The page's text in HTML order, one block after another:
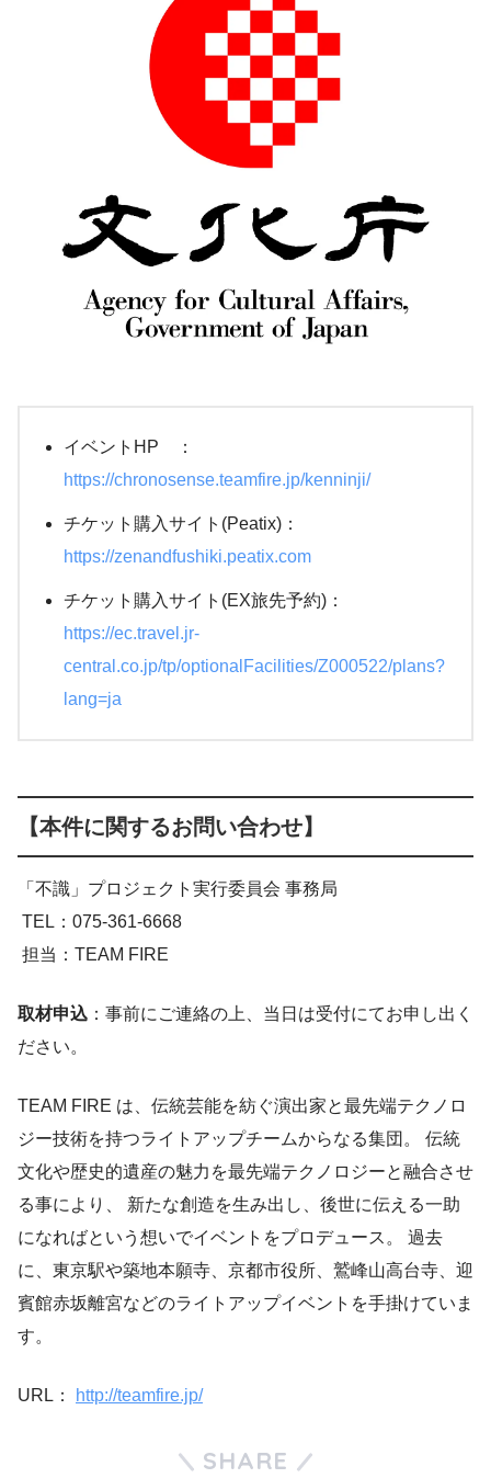
イベントHP ：
https://chronosense.teamfire.jp/kenninji/
チケット購入サイト(Peatix)：
https://zenandfushiki.peatix.com
チケット購入サイト(EX旅先予約)：
https://ec.travel.jr-
central.co.jp/tp/optionalFacilities/Z000522/plans?
lang=ja
【本件に関するお問い合わせ】
「不識」プロジェクト実行委員会 事務局
TEL：075-361-6668
担当：TEAM FIRE
取材申込 ：事前にご連絡の上、当日は受付にてお申し出く
ださい。
TEAM FIRE は、伝統芸能を紡ぐ演出家と最先端テクノロ
ジー技術を持つライトアップチームからなる集団。 伝統
文化や歴史的遺産の魅力を最先端テクノロジーと融合させ
る事により、 新たな創造を生み出し、後世に伝える一助
になればという想いでイベントをプロデュース。 過去
に、東京駅や築地本願寺、京都市役所、鷲峰山高台寺、迎
賓館赤坂離宮などのライトアップイベントを手掛けていま
す。
URL： http://teamfire.jp/
SHARE